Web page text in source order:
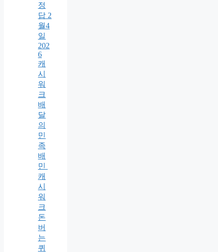
정
답 2
월4
일
202
6
캐
시
워
크
배
달
의
민
족
배
민
캐
시
워
크
돈
버
는
퀴